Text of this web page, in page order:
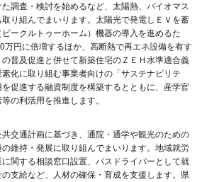
調査・検討を始めるなど、太陽熱、バイオマス
り組んでまいります。太陽光で発電しＥＶを蓄
ークルトゥーホーム）機器の導入を進めるた
万円に倍増するほか、高断熱で再エネ設備を有す
普及促進と併せて新築住宅のＺＥＨ水準適合義
化に取り組む事業者向けの「サステナビリテ
促進する融資制度を構築するとともに、産学官
の利活用を推進します。
交通計画に基づき、通院・通学や観光のための
維持・発展に取り組んでまいります。地域就労
関する相談窓口設置、バスドライバーとして就
支給など、人材の確保・育成を支援します。県